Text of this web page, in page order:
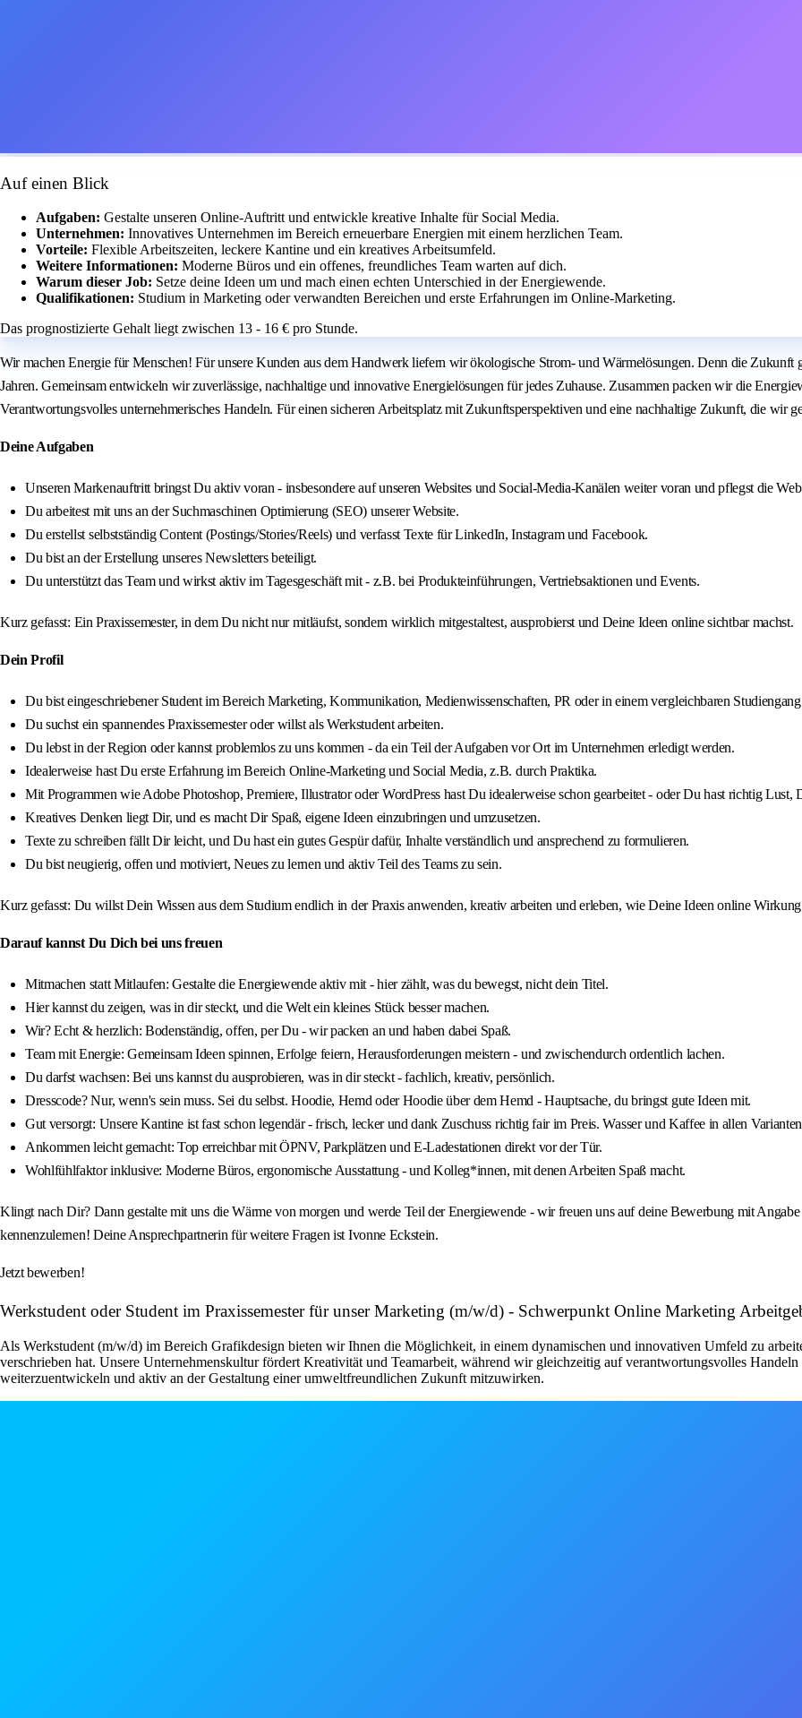
Auf einen Blick
Aufgaben: Gestalte unseren Online-Auftritt und entwickle kreative Inhalte für Social Media.
Unternehmen: Innovatives Unternehmen im Bereich erneuerbare Energien mit einem herzlichen Team.
Vorteile: Flexible Arbeitszeiten, leckere Kantine und ein kreatives Arbeitsumfeld.
Weitere Informationen: Moderne Büros und ein offenes, freundliches Team warten auf dich.
Warum dieser Job: Setze deine Ideen um und mach einen echten Unterschied in der Energiewende.
Qualifikationen: Studium in Marketing oder verwandten Bereichen und erste Erfahrungen im Online-Marketing.
Das prognostizierte Gehalt liegt zwischen 13 - 16 € pro Stunde.
Wir machen Energie für Menschen! Für unsere Kunden aus dem Handwerk liefern wir ökologische Strom- und Wärmelösungen. Denn die Zukunft
Jahren. Gemeinsam entwickeln wir zuverlässige, nachhaltige und innovative Energielösungen für jedes Zuhause. Zusammen packen wir die
Verantwortungsvolles unternehmerisches Handeln. Für einen sicheren Arbeitsplatz mit Zukunftsperspektiven und eine nachhaltige Zukunft, die wir
Deine Aufgaben
Unseren Markenauftritt bringst Du aktiv voran - insbesondere auf unseren Websites und Social-Media-Kanälen weiter voran und pflegst die
Du arbeitest mit uns an der Suchmaschinen Optimierung (SEO) unserer Website.
Du erstellst selbstständig Content (Postings/Stories/Reels) und verfasst Texte für LinkedIn, Instagram und Facebook.
Du bist an der Erstellung unseres Newsletters beteiligt.
Du unterstützt das Team und wirkst aktiv im Tagesgeschäft mit - z.B. bei Produkteinführungen, Vertriebsaktionen und Events.
Kurz gefasst: Ein Praxissemester, in dem Du nicht nur mitläufst, sondern wirklich mitgestaltest, ausprobierst und Deine Ideen online sichtbar machst.
Dein Profil
Du bist eingeschriebener Student im Bereich Marketing, Kommunikation, Medienwissenschaften, PR oder in einem vergleichbaren
Du suchst ein spannendes Praxissemester oder willst als Werkstudent arbeiten.
Du lebst in der Region oder kannst problemlos zu uns kommen - da ein Teil der Aufgaben vor Ort im Unternehmen erledigt werden.
Idealerweise hast Du erste Erfahrung im Bereich Online-Marketing und Social Media, z.B. durch Praktika.
Mit Programmen wie Adobe Photoshop, Premiere, Illustrator oder WordPress hast Du idealerweise schon gearbeitet - oder Du hast richtig Lust,
Kreatives Denken liegt Dir, und es macht Dir Spaß, eigene Ideen einzubringen und umzusetzen.
Texte zu schreiben fällt Dir leicht, und Du hast ein gutes Gespür dafür, Inhalte verständlich und ansprechend zu formulieren.
Du bist neugierig, offen und motiviert, Neues zu lernen und aktiv Teil des Teams zu sein.
Kurz gefasst: Du willst Dein Wissen aus dem Studium endlich in der Praxis anwenden, kreativ arbeiten und erleben, wie Deine Ideen online
Darauf kannst Du Dich bei uns freuen
Mitmachen statt Mitlaufen: Gestalte die Energiewende aktiv mit - hier zählt, was du bewegst, nicht dein Titel.
Hier kannst du zeigen, was in dir steckt, und die Welt ein kleines Stück besser machen.
Wir? Echt & herzlich: Bodenständig, offen, per Du - wir packen an und haben dabei Spaß.
Team mit Energie: Gemeinsam Ideen spinnen, Erfolge feiern, Herausforderungen meistern - und zwischendurch ordentlich lachen.
Du darfst wachsen: Bei uns kannst du ausprobieren, was in dir steckt - fachlich, kreativ, persönlich.
Dresscode? Nur, wenn's sein muss. Sei du selbst. Hoodie, Hemd oder Hoodie über dem Hemd - Hauptsache, du bringst gute Ideen mit.
Gut versorgt: Unsere Kantine ist fast schon legendär - frisch, lecker und dank Zuschuss richtig fair im Preis. Wasser und Kaffee in allen
Ankommen leicht gemacht: Top erreichbar mit ÖPNV, Parkplätzen und E-Ladestationen direkt vor der Tür.
Wohlfühlfaktor inklusive: Moderne Büros, ergonomische Ausstattung - und Kolleg*innen, mit denen Arbeiten Spaß macht.
Klingt nach Dir? Dann gestalte mit uns die Wärme von morgen und werde Teil der Energiewende - wir freuen uns auf deine Bewerbung mit
kennenzulernen! Deine Ansprechpartnerin für weitere Fragen ist Ivonne Eckstein.
Jetzt bewerben!
Werkstudent oder Student im Praxissemester für unser Marketing (m/w/d) - Schwerpunkt Online Marketing
Als Werkstudent (m/w/d) im Bereich Grafikdesign bieten wir Ihnen die Möglichkeit, in einem dynamischen und innovativen Umfeld zu
verschrieben hat. Unsere Unternehmenskultur fördert Kreativität und Teamarbeit, während wir gleichzeitig auf verantwortungsvolles
weiterzuentwickeln und aktiv an der Gestaltung einer umweltfreundlichen Zukunft mitzuwirken.